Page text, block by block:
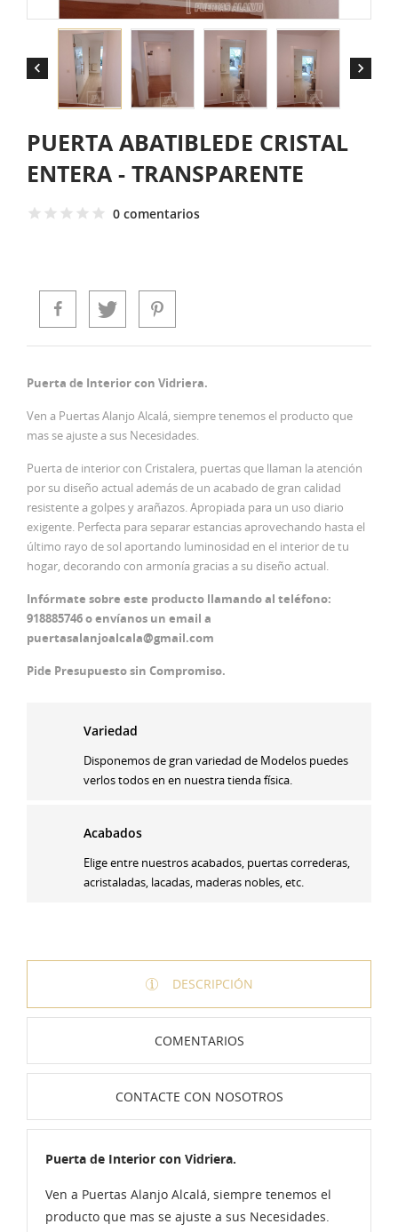
 
PUERTA ABATIBLEDE CRISTAL
ENTERA - TRANSPARENTE
0 comentarios
Puerta de Interior con Vidriera.
Ven a Puertas Alanjo Alcalá, siempre tenemos el producto que
mas se ajuste a sus Necesidades.
Puerta de interior con Cristalera, puertas que llaman la atención
por su diseño actual además de un acabado de gran calidad
resistente a golpes y arañazos. Apropiada para un uso diario
exigente. Perfecta para separar estancias aprovechando hasta el
último rayo de sol aportando luminosidad en el interior de tu
hogar, decorando con armonía gracias a su diseño actual.
Infórmate sobre este producto llamando al teléfono:
918885746 o envíanos un email a
puertasalanjoalcala@gmail.com
Pide Presupuesto sin Compromiso.
Variedad
Disponemos de gran variedad de Modelos puedes
verlos todos en en nuestra tienda física.
Acabados
Elige entre nuestros acabados, puertas correderas,
acristaladas, lacadas, maderas nobles, etc.
DESCRIPCIÓN
COMENTARIOS
CONTACTE CON NOSOTROS
Puerta de Interior con Vidriera.
Ven a Puertas Alanjo Alcalá, siempre tenemos el
producto que mas se ajuste a sus Necesidades.